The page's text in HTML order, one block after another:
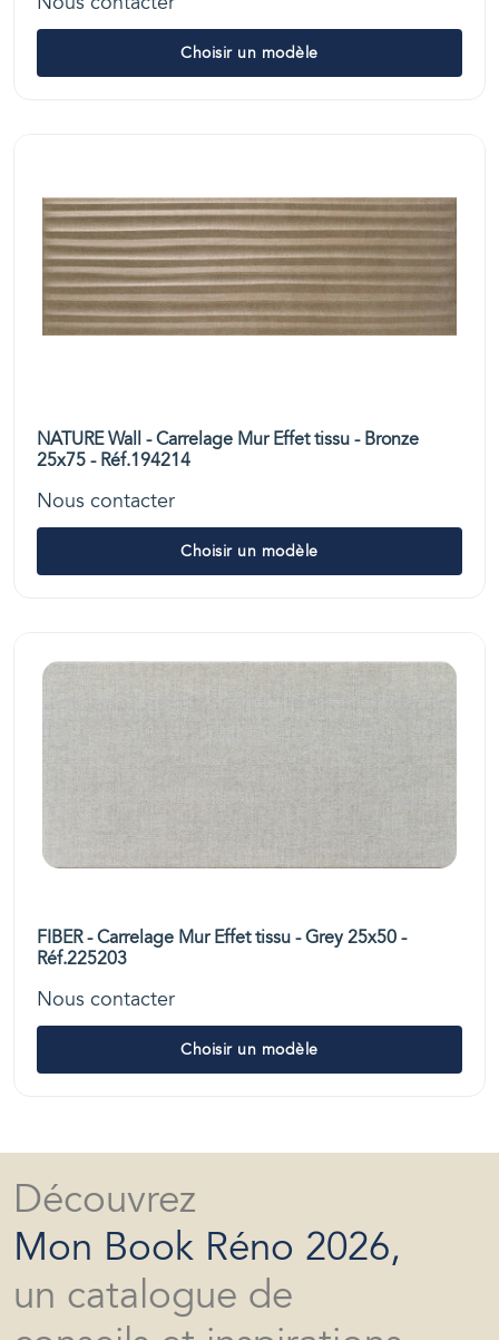
Choisir un modèle
NATURE Wall - Carrelage Mur Effet tissu - Bronze
25x75 - Réf.194214
Nous contacter
Choisir un modèle
FIBER - Carrelage Mur Effet tissu - Grey 25x50 -
Réf.225203
Nous contacter
Choisir un modèle
Découvrez
Mon Book Réno 2026,
un catalogue de